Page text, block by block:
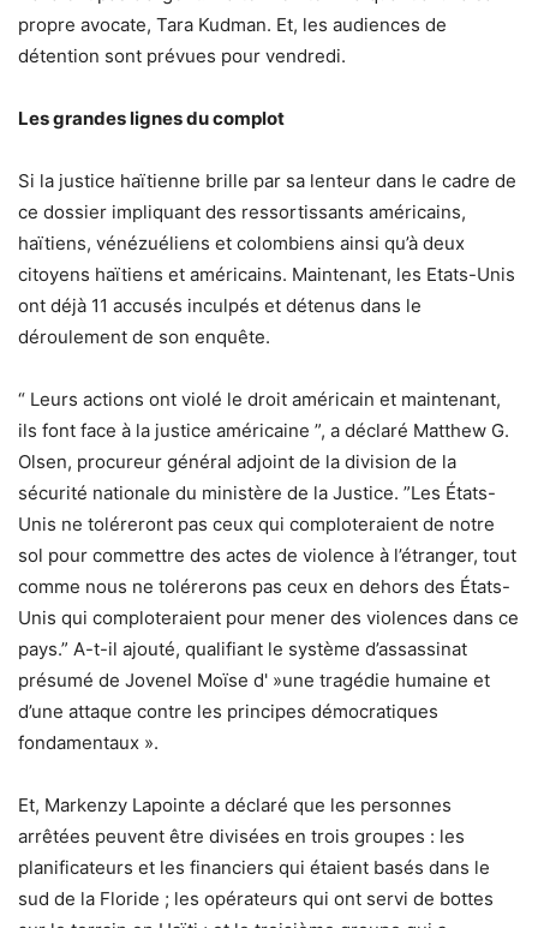
propre avocate, Tara Kudman. Et, les audiences de
détention sont prévues pour vendredi.
Les grandes lignes du complot
Si la justice haïtienne brille par sa lenteur dans le cadre de
ce dossier impliquant des ressortissants américains,
haïtiens, vénézuéliens et colombiens ainsi qu’à deux
citoyens haïtiens et américains. Maintenant, les Etats-Unis
ont déjà 11 accusés inculpés et détenus dans le
déroulement de son enquête.
“ Leurs actions ont violé le droit américain et maintenant,
ils font face à la justice américaine ”, a déclaré Matthew G.
Olsen, procureur général adjoint de la division de la
sécurité nationale du ministère de la Justice. ”Les États-
Unis ne toléreront pas ceux qui comploteraient de notre
sol pour commettre des actes de violence à l’étranger, tout
comme nous ne tolérerons pas ceux en dehors des États-
Unis qui comploteraient pour mener des violences dans ce
pays.” A-t-il ajouté, qualifiant le système d’assassinat
présumé de Jovenel Moïse d' »une tragédie humaine et
d’une attaque contre les principes démocratiques
fondamentaux ».
Et, Markenzy Lapointe a déclaré que les personnes
arrêtées peuvent être divisées en trois groupes : les
planificateurs et les financiers qui étaient basés dans le
sud de la Floride ; les opérateurs qui ont servi de bottes